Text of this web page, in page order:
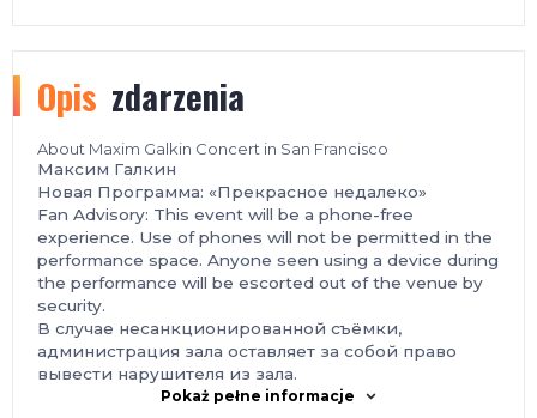
Opis zdarzenia
About Maxim Galkin Concert in San Francisco
Максим Галкин
Новая Программа: «Прекрасное недалеко»
Fan Advisory: This event will be a phone-free
experience. Use of phones will not be permitted in the
performance space. Anyone seen using a device during
the performance will be escorted out of the venue by
security.
В случае несанкционированной съёмки,
администрация зала оставляет за собой право
вывести нарушителя из зала.
Pokaż pełne informacje